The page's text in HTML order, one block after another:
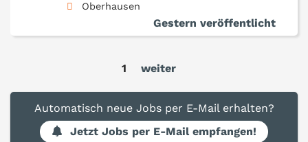
Oberhausen
Gestern veröffentlicht
1 weiter
Automatisch neue Jobs per E-Mail erhalten?
Jetzt Jobs per E-Mail empfangen!